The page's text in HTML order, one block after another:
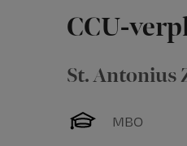
CCU-
St. Antonius
MBO